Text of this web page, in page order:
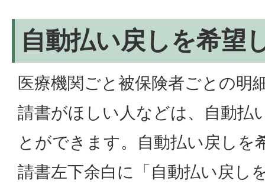
自動払い戻しを希望
医療機関ごと被保険者ごとの明
請書がほしい人などは、自動払
とができます。自動払い戻しを
請書左下余白に「自動払い戻し